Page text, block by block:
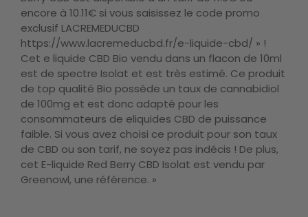
encore à 10.11€ si vous saisissez le code promo
exclusif LACREMEDUCBD
https://www.lacremeducbd.fr/e-liquide-cbd/ » !
Cet e liquide CBD Bio vendu dans un flacon de 10ml
est de spectre Isolat et est très estimé. Ce produit
de top qualité Bio possède un taux de cannabidiol
de 100mg et est donc adapté pour les
consommateurs de eliquides CBD de puissance
faible. Si vous avez choisi ce produit pour son taux
de CBD ou son tarif, ne soyez pas indécis ! De plus,
cet E-liquide Red Berry CBD Isolat est vendu par
Greenowl, une référence. »